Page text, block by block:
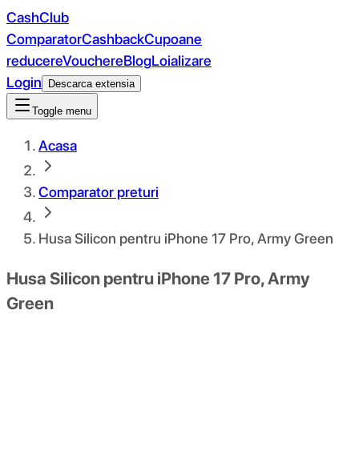
CashClub
ComparatorCashbackCupoane
reducereVouchereBlogLoializare
Login
Descarca extensia
Toggle menu
Acasa
Comparator preturi
Husa Silicon pentru iPhone 17 Pro, Army Green
Husa Silicon pentru iPhone 17 Pro, Army
Green